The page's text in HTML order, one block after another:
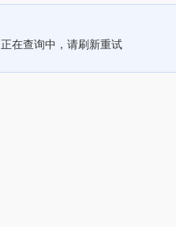
正在查询中，请刷新重试